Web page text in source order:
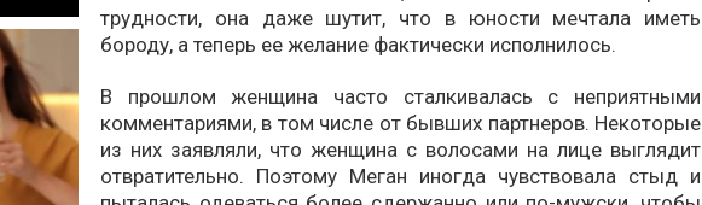
трудности, она даже шутит, что в юности мечтала иметь
бороду, а теперь ее желание фактически исполнилось.
В прошлом женщина часто сталкивалась с неприятными
комментариями, в том числе от бывших партнеров. Некоторые
из них заявляли, что женщина с волосами на лице выглядит
отвратительно. Поэтому Меган иногда чувствовала стыд и